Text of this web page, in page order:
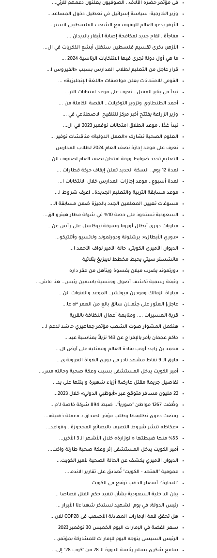
فى مؤتمر حضره الآلاف.. الصوفيون يعلنون دعمهم للرئي...
وزير الخارجية: سياسة إسرائيل في تعطيل دخول المساعد...
الأزهر يدعو العالم للوقوف مع الشعب الفلسطيني لاستر...
مفاجأة.. لقاح جديد لمكافحة إصابة الأبقار بالديدان ...
الأزهر: ذكرى تقسيم فلسطين ستظل أبشع الذكريات في ال...
ما هي أول دولة تجرى فيها الانتخابات الرئاسية 2024 ...
قرار عاجل من التعليم لطلاب المدارس بسبب «الفيروس ا...
القومي للامتحانات يعلن مواصفات «اللغة الإنجليزية» ...
تبدأ في يناير المقبل.. تعرف على موعد امتحانات التر...
أحمد الطنطاوي وتزوير التوكيلات.. القصة الكاملة من ...
وزير الزراعة يفتتح أكبر مركز للتلقيح الاصطناعي في ...
تبدأ غدًا.. موعد انطلاق امتحانات نوفمبر 2023 في ال...
العلوم الصحية تشارك «العمل الدولية» مناقشات توفير ...
تعرف على موعد إجازة نصف العام 2024 لطلاب المدارس
التعليم تحدد ضوابط ورقة امتحان نصف العام لصفوف الن...
لمدة 12 يوم.. السكة الحديد تعلن إيقاف حركة قطارات ...
لمدة أسبوع.. موعد إجازات المدارس خلال الانتخابات ا...
موعد مسابقة التربية والتعليم الجديدة.. اعرف شروط ا...
مسوغات تعيين المعلمين الجدد بالجيزة ضمن مسابقة الـ...
السعودية تستحوذ على حصة 10% في شركة مطار هيثرو الق...
مباريات دورى أبطال أوروبا وسرقة نيوكاسل على رأس عن...
«دوري الأبطال»: برشلونة ودورتموند ولاتسيو وأتلتيكو...
الديوان الأميرى الكويتى: حالة الأمير نواف الأحمد ا...
مانشستر سيتي يحبط مخطط لايبزيغ بثلاثية
دورتموند يضرب ميلان بقسوة ويتأهل من عقر داره
وثيقة رسمية تكشف أصول وجنسية ياسمين رئيس.. هنا عاش...
مباراة الزمالك ومودرن فيوتشر.. الموعد والقنوات الن...
عاجل| العثور على جثمـ.ـان سائق بالغ من العمر ٥٣ عا...
قرية العسيرات .... ومتابعة أعمال النظافة بالقرية
هنكمل المشوار صوت الشعب مؤتمر جماهيري حاشد لدعم ا...
حاكم عجمان يأمر بالإفراج عن 143 نزيلاً بمناسبة عيد...
محمد بن زايد: أرحب بقادة العالم وممثليه على أرض ال...
فارق الـ 9 نقاط مشهد نادر في دوري الهواة العروبة ي...
أمير الكويت يدخل المستشفى بسبب وعكة صحية وحالته مس...
تفاصيل جريمة مقتل عارضة أزياء شهيرة وابنتها على يد...
22 مليون مسافر متوقع عبر «أبوظبي الدولي» خلال 2023...
وظّفت 1267 مواطن "صورياً".. ضبط 894 شركة خاصة لـ"م...
رفضت دعوى تطليقها وطلب مؤخر الصداق بـ «عملة ذهبية»...
«عكاظ» تنشر شروط التصرف بالبضائع المحجوزة.. وقواعد...
%55 منها ضبطتها «الوزارة» خلال الأشهر الـ 3 الأخير...
أمير الكويت يدخل المستشفى إثر وعكة صحية طارئة واكت...
الديوان الأميري يكشف عن الحالة الصحية لأمير الكويت...
عمومية "المتحد - الكويت" تُصادق على تقارير الاندما...
"التجارة": أسعار الذهب ترتفع في الكويت
بيان الداخلية السعودية بشأن تنفيذ حكم القتل قصاصا ...
رئيس الدولة: في يوم الشهيد نستذكر شهداءنا الأبرار ...
هل تحقق قمة الإمارات المعادلة الأصعب فى COP28 للان...
سعر الفضة في الإمارات اليوم الخميس 30 نوفمبر 2023
الرئيس السيسى يتوجه اليوم للإمارات للمشاركة بمؤتمر...
سامح شكرى يسلم رئاسة الدورة الـ 28 من "كوب 28" إلى...